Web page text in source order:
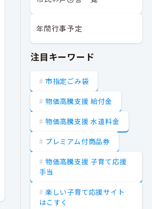
年間行事予定
注目キーワード
市指定ごみ袋
物価高騰支援 給付金
物価高騰支援 水道料金
プレミアム付商品券
物価高騰支援 子育て応援
手当
楽しい子育て応援サイト
はこすく